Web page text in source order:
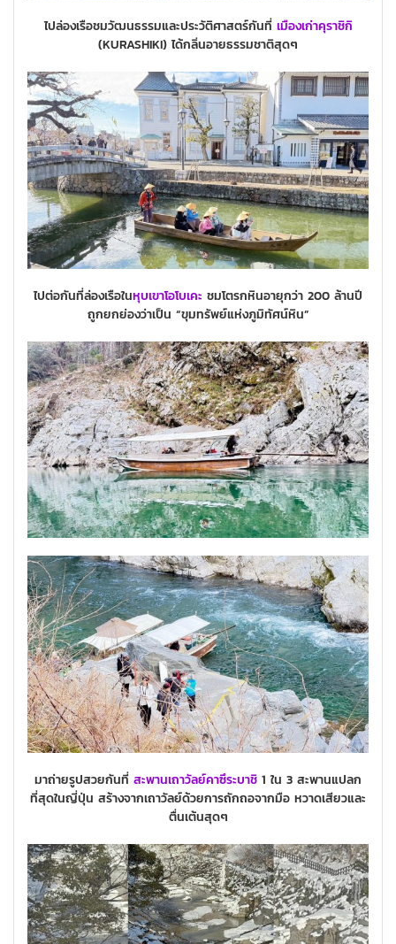
ไปล่องเรือชมวัฒนธรรมและประวัติศาสตร์กันที่ เมืองเก่าคุราชิกิ
(KURASHIKI) ได้กลิ่นอายธรรมชาติสุดๆ
ไปต่อกันที่ล่องเรือในหุบเขาโอโบเคะ ชมโตรกหินอายุกว่า 200 ล้านปี
ถูกยกย่องว่าเป็น “ขุมทรัพย์แห่งภูมิทัศน์หิน”
มาถ่ายรูปสวยกันที่ สะพานเถาวัลย์คาซึระบาชิ 1 ใน 3 สะพานแปลก
ที่สุดในญี่ปุ่น สร้างจากเถาวัลย์ด้วยการถักถอจากมือ หวาดเสียวและ
ตื่นเต้นสุดๆ